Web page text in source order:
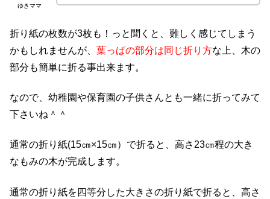
ゆきママ
折り紙の枚数が3枚も！っと聞くと、難しく感じてしまう
かもしれませんが、 葉っぱの部分は同じ折り方な上、木の
部分も簡単に折る事出来ます。
なので、幼稚園や保育園の子供さんとも一緒に折ってみて
下さいね＾＾
通常の折り紙(15㎝×15㎝）で折ると、高さ23㎝程の大き
なもみの木が完成します。
通常の折り紙を四等分した大きさの折り紙で折ると、高さ